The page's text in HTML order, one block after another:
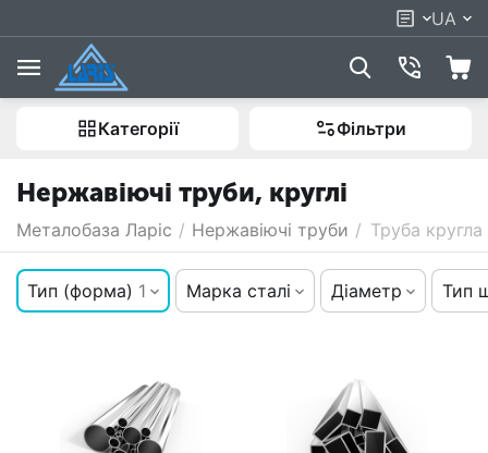
UA
Категорії Фільтри
Нержавіючі труби, круглі
Металобаза Ларіс / Нержавіючі труби / Труба кругла
Тип (форма) 1 Марка сталі Діаметр Тип